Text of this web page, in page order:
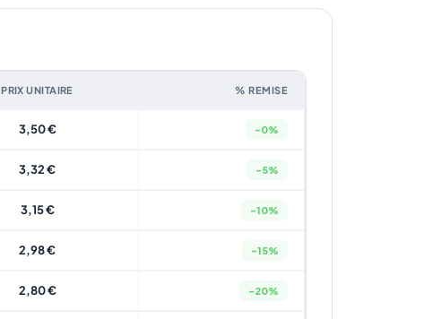
PRIX UNITAIRE % REMISE
3,50 € -0%
3,32 € -5%
3,15 € -10%
2,98 € -15%
2,80 € -20%